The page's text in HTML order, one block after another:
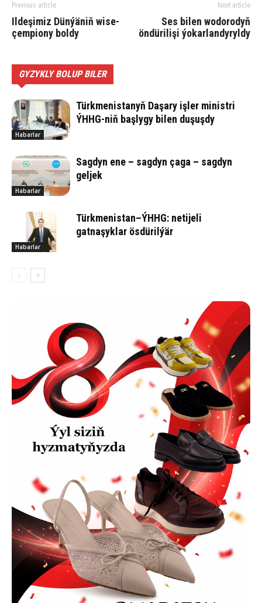
Previous article
Ildeşimiz Dünýäniň wise-
çempiony boldy
Next article
Ses bilen wodorodyň
öndürilişi ýokarlandyryldy
GYZYKLY BOLUP BILER
Habarlar
Türkmenistanyň Daşary işler ministri
ÝHHG-niň başlygy bilen duşuşdy
Habarlar
Sagdyn ene – sagdyn çaga – sagdyn
geljek
Habarlar
Türkmenistan–ÝHHG: netijeli
gatnaşyklar ösdürilýär